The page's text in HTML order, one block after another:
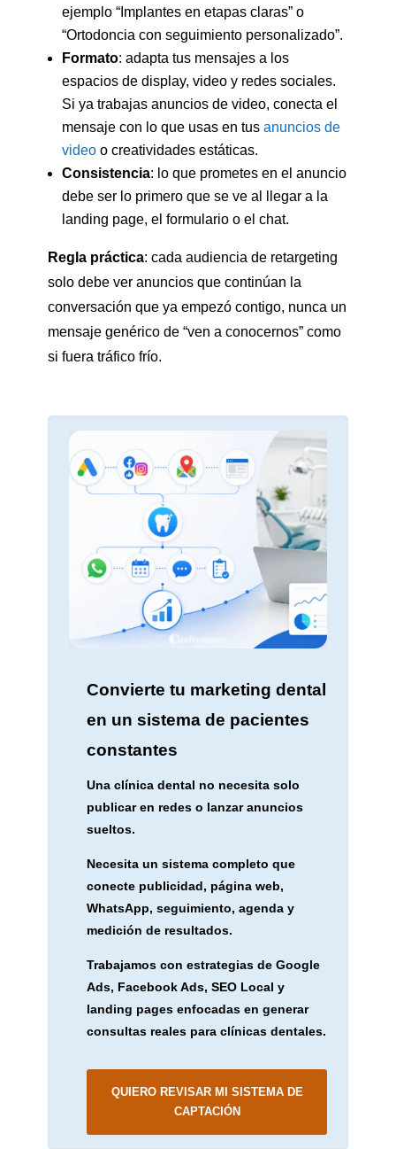
ejemplo “Implantes en etapas claras” o
“Ortodoncia con seguimiento personalizado”.
Formato: adapta tus mensajes a los
espacios de display, video y redes sociales.
Si ya trabajas anuncios de video, conecta el
mensaje con lo que usas en tus anuncios de
videoo creatividades estáticas.
Consistencia: lo que prometes en el anuncio
debe ser lo primero que se ve al llegar a la
landing page, el formulario o el chat.
Regla práctica: cada audiencia de retargeting
solo debe ver anuncios que continúan la
conversación que ya empezó contigo, nunca un
mensaje genérico de “ven a conocernos” como
si fuera tráfico frío.
Convierte tu marketing dental
en un sistema de pacientes
constantes
Una clínica dental no necesita solo
publicar en redes o lanzar anuncios
sueltos.
Necesita un sistema completo que
conecte publicidad, página web,
WhatsApp, seguimiento, agenda y
medición de resultados.
Trabajamos con estrategias de Google
Ads, Facebook Ads, SEO Local y
landing pages enfocadas en generar
consultas reales para clínicas dentales.
QUIERO REVISAR MI SISTEMA DE
CAPTACIÓN